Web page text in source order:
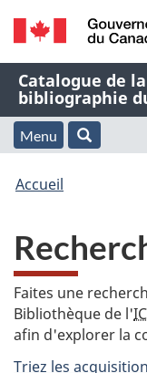
/
Government
of
Canada
Nom
de
Web
Catalogue de
bibliographie
Menu
et
Menu
Vous
ici
Accueil
Faites une
Bibliothèque de l'
afin d'explorer la
Triez les